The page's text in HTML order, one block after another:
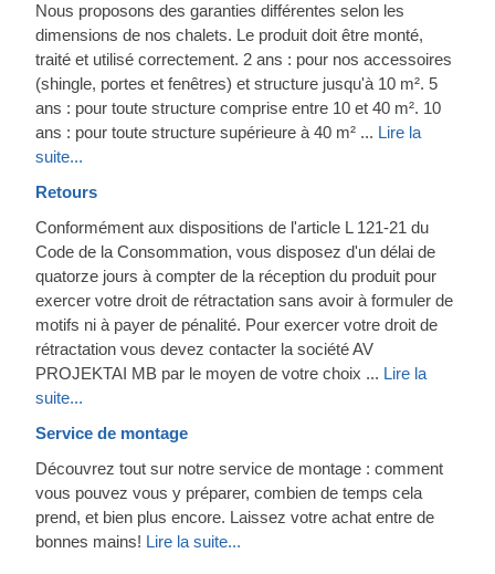
Nous proposons des garanties différentes selon les
dimensions de nos chalets. Le produit doit être monté,
traité et utilisé correctement. 2 ans : pour nos accessoires
(shingle, portes et fenêtres) et structure jusqu'à 10 m². 5
ans : pour toute structure comprise entre 10 et 40 m². 10
ans : pour toute structure supérieure à 40 m² ... Lire la
suite...
Retours
Conformément aux dispositions de l'article L 121-21 du
Code de la Consommation, vous disposez d'un délai de
quatorze jours à compter de la réception du produit pour
exercer votre droit de rétractation sans avoir à formuler de
motifs ni à payer de pénalité. Pour exercer votre droit de
rétractation vous devez contacter la société AV
PROJEKTAI MB par le moyen de votre choix ... Lire la
suite...
Service de montage
Découvrez tout sur notre service de montage : comment
vous pouvez vous y préparer, combien de temps cela
prend, et bien plus encore. Laissez votre achat entre de
bonnes mains! Lire la suite...